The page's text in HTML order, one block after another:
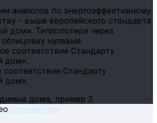
аналогов по энергоэффективному
- выше европейского стандарта
дом». Теплопотери через
нулевые.
соответствие Стандарту
дом».